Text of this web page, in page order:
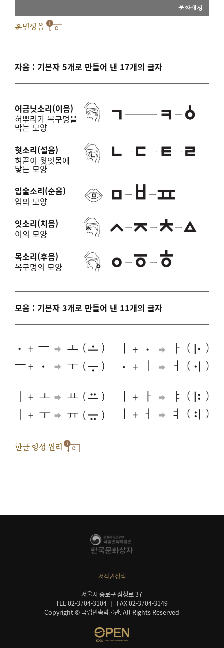
문화재청
훈민정음
자음 : 기본자 5개로 만들어 낸 17개의 글자
어금닛소리(이음)
혀뿌리가 목구멍을
막는 모양
혓소리(설음)
혀끝이 윗잇몸에
닿는 모양
입술소리(순음)
입의 모양
잇소리(치음)
이의 모양
목소리(후음)
목구멍의 모양
모음 : 기본자 3개로 만들어 낸 11개의 글자
한글 형성 원리
저작권정책
서울시 종로구 삼청로 37
TEL 02-3704-3104
FAX 02-3704-3149
Copyright © 국립민속박물관. All Rights Reserved